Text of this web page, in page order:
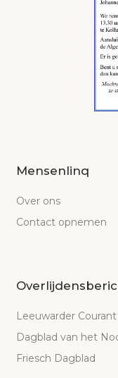
Mensenlinq
Over ons
Contact opnemen
Leeuwarder Courant
Dagblad van het
Friesch Dagblad